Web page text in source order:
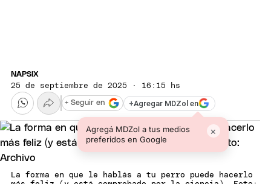
NAPSIX
25 de septiembre de 2025 · 16:15 hs
+Agregar MDZol en
Agregá MDZol a tus medios
preferidos en Google
×
+ Seguir en
La forma en que le hablás a tu perro puede hacerlo